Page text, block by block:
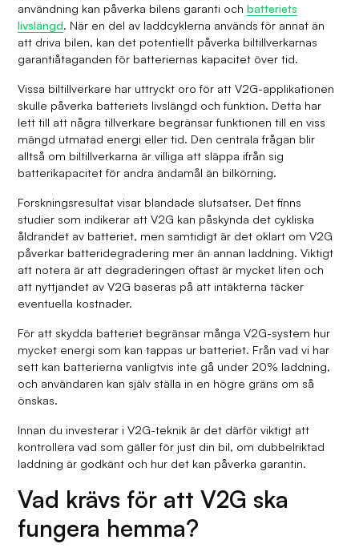
användning kan påverka bilens garanti ochbatteriets
livslängd. När en del av laddcyklerna används för annat än
att driva bilen, kan det potentiellt påverka biltillverkarnas
garantiåtaganden för batteriernas kapacitet över tid.
Vissa biltillverkare har uttryckt oro för att V2G-applikationen
skulle påverka batteriets livslängd och funktion. Detta har
lett till att några tillverkare begränsar funktionen till en viss
mängd utmatad energi eller tid. Den centrala frågan blir
alltså om biltillverkarna är villiga att släppa ifrån sig
batterikapacitet för andra ändamål än bilkörning.
Forskningsresultat visar blandade slutsatser. Det finns
studier som indikerar att V2G kan påskynda det cykliska
åldrandet av batteriet, men samtidigt är det oklart om V2G
påverkar batteridegradering mer än annan laddning. Viktigt
att notera är att degraderingen oftast är mycket liten och
att nyttjandet av V2G baseras på att intäkterna täcker
eventuella kostnader.
För att skydda batteriet begränsar många V2G-system hur
mycket energi som kan tappas ur batteriet. Från vad vi har
sett kan batterierna vanligtvis inte gå under 20% laddning,
och användaren kan själv ställa in en högre gräns om så
önskas.
Innan du investerar i V2G-teknik är det därför viktigt att
kontrollera vad som gäller för just din bil, om dubbelriktad
laddning är godkänt och hur det kan påverka garantin.
Vad krävs för att V2G ska
fungera hemma?